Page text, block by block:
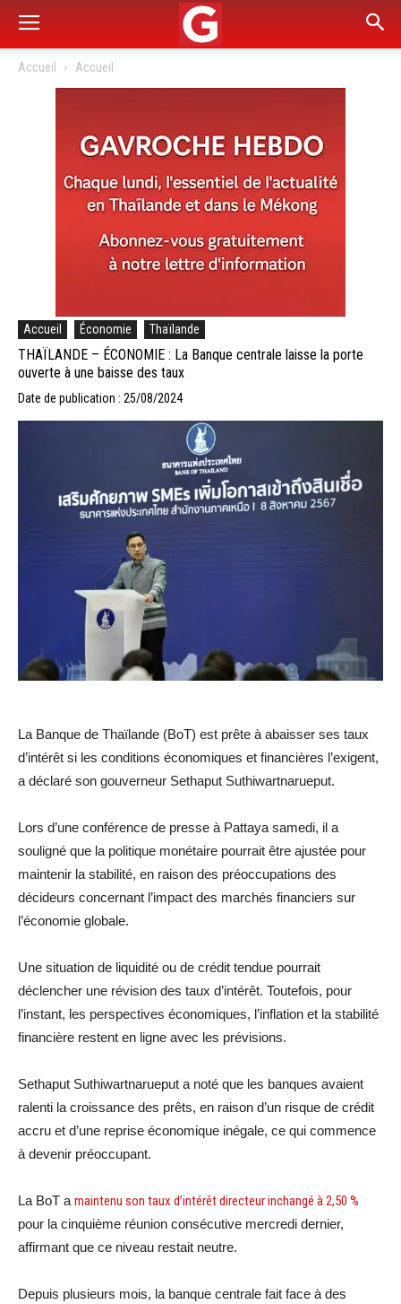
Accueil Accueil
Accueil Économie Thaïlande
THAÏLANDE – ÉCONOMIE : La Banque centrale laisse la porte
ouverte à une baisse des taux
Date de publication : 25/08/2024
La Banque de Thaïlande (BoT) est prête à abaisser ses taux
d’intérêt si les conditions économiques et financières l’exigent,
a déclaré son gouverneur Sethaput Suthiwartnarueput.
Lors d’une conférence de presse à Pattaya samedi, il a
souligné que la politique monétaire pourrait être ajustée pour
maintenir la stabilité, en raison des préoccupations des
décideurs concernant l’impact des marchés financiers sur
l’économie globale.
Une situation de liquidité ou de crédit tendue pourrait
déclencher une révision des taux d’intérêt. Toutefois, pour
l’instant, les perspectives économiques, l’inflation et la stabilité
financière restent en ligne avec les prévisions.
Sethaput Suthiwartnarueput a noté que les banques avaient
ralenti la croissance des prêts, en raison d’un risque de crédit
accru et d’une reprise économique inégale, ce qui commence
à devenir préoccupant.
La BoT a maintenu son taux d’intérêt directeur inchangé à 2,50 %
pour la cinquième réunion consécutive mercredi dernier,
affirmant que ce niveau restait neutre.
Depuis plusieurs mois, la banque centrale fait face à des